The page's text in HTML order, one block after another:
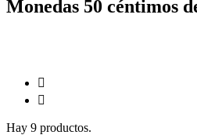
Monedas 50 céntimos


Hay 9 productos.